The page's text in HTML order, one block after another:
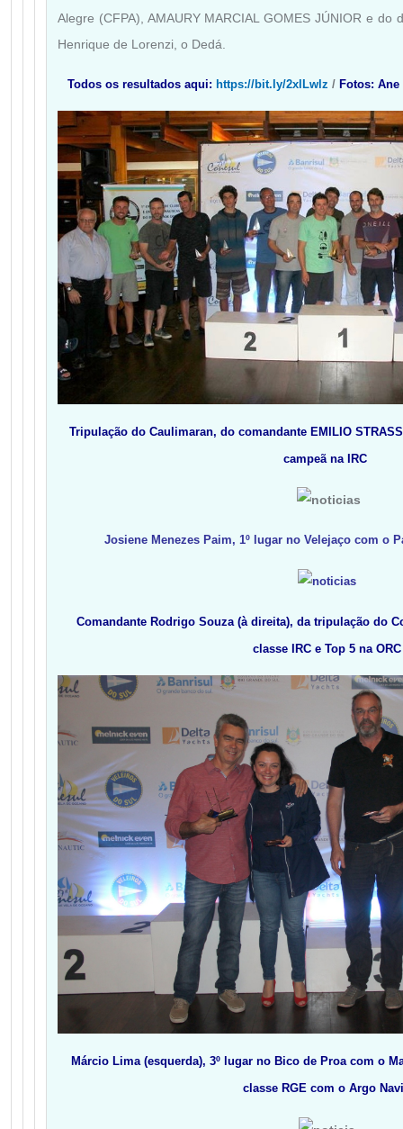
Alegre (CFPA), AMAURY MARCIAL GOMES JÚNIOR e do
Henrique de Lorenzi, o Dedá.
Todos os resultados aqui: https://bit.ly/2xlLwlz / Fotos: Ane
Tripulação do Caulimaran, do comandante EMILIO
campeã na IRC
Josiene Menezes Paim, 1º lugar no Velejaço com o
Comandante Rodrigo Souza (à direita), da tripulação do
classe IRC e Top 5 na ORC
Márcio Lima (esquerda), 3º lugar no Bico de Proa com o
classe RGE com o Argo